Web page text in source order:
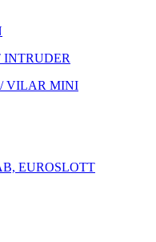
INTRUDER
VILAR MINI
EUROSLOTT